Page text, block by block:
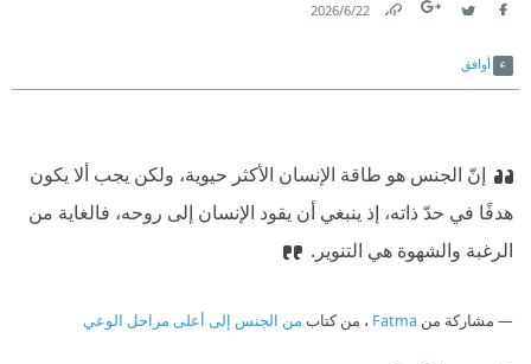
22‏/6‏/2026
أوافق
إنّ الجنس هو طاقة الإنسان الأكثر حيوية، ولكن يجب ألا يكون
هدفًا في حدّ ذاته، إذ ينبغي أن يقود الإنسان إلى روحه، فالغاية من
الرغبة والشهوة هي التنوير.
مشاركة من Fatma ، من كتاب من الجنس إلى أعلى مراحل الوعي